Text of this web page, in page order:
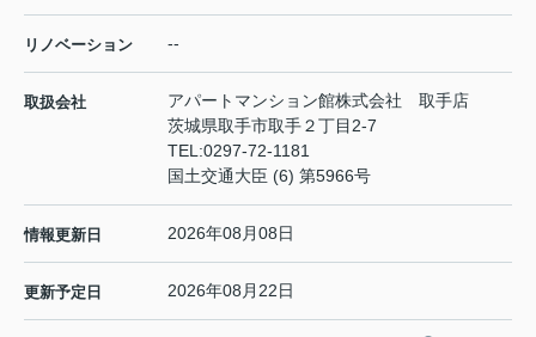
リノベーション --
取扱会社
アパートマンション館株式会社 取手店
茨城県取手市取手２丁目2-7
TEL:0297-72-1181
国土交通大臣 (6) 第5966号
情報更新日 2026年08月08日
更新予定日 2026年08月22日